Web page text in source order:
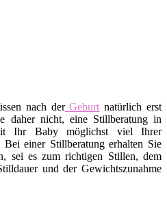
nach derGeburt natürlich erst
daher nicht, eine Stillberatung in
Ihr Baby möglichst viel Ihrer
einer Stillberatung erhalten Sie
sei es zum richtigen Stillen, dem
und der Gewichtszunahme